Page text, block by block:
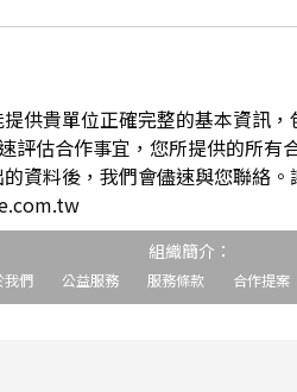
供貴單位正確完整的基本資訊，
評估合作事宜，您所提供的所
資料後，我們會儘速與您聯絡。
組織簡介：
我們 公益服務 服務條款 合作提案